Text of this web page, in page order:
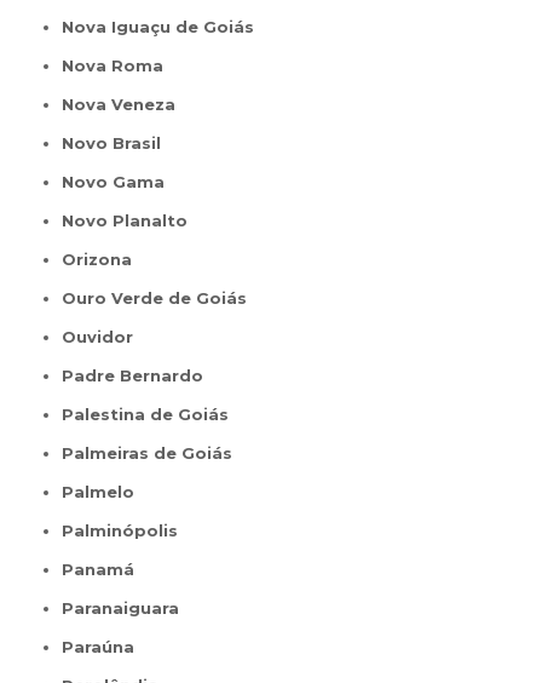
Nova Iguaçu de Goiás
Nova Roma
Nova Veneza
Novo Brasil
Novo Gama
Novo Planalto
Orizona
Ouro Verde de Goiás
Ouvidor
Padre Bernardo
Palestina de Goiás
Palmeiras de Goiás
Palmelo
Palminópolis
Panamá
Paranaiguara
Paraúna